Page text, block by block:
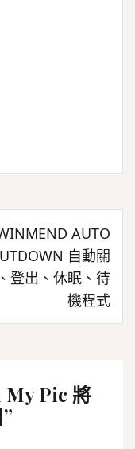
AUTO
自動關
登出、休眠、待
機程式
My Pic 將
”